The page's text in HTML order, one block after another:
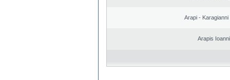
Arapi - Karagianni
Arapis